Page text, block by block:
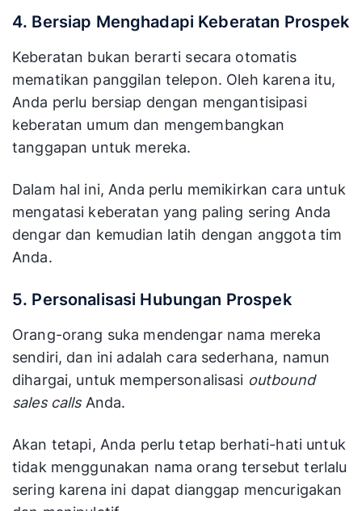
4. Bersiap Menghadapi Keberatan Prospek
Keberatan bukan berarti secara otomatis
mematikan panggilan telepon. Oleh karena itu,
Anda perlu bersiap dengan mengantisipasi
keberatan umum dan mengembangkan
tanggapan untuk mereka.
Dalam hal ini, Anda perlu memikirkan cara untuk
mengatasi keberatan yang paling sering Anda
dengar dan kemudian latih dengan anggota tim
Anda.
5. Personalisasi Hubungan Prospek
Orang-orang suka mendengar nama mereka
sendiri, dan ini adalah cara sederhana, namun
dihargai, untuk mempersonalisasi outbound
sales calls Anda.
Akan tetapi, Anda perlu tetap berhati-hati untuk
tidak menggunakan nama orang tersebut terlalu
sering karena ini dapat dianggap mencurigakan